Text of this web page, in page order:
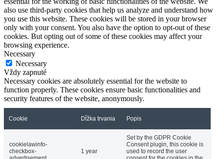
also use third-party cookies that help us analyze and understand how
you use this website. These cookies will be stored in your browser
only with your consent. You also have the option to opt-out of these
cookies. But opting out of some of these cookies may affect your
browsing experience.
Necessary
Necessary
Vždy zapnuté
Necessary cookies are absolutely essential for the website to
function properly. These cookies ensure basic functionalities and
security features of the website, anonymously.
Cookie Dĺžka trvania Popis
cookielawinfo-
checkbox-
1 year
Set by the GDPR Cookie
Consent plugin, this cookie is
used to record the user